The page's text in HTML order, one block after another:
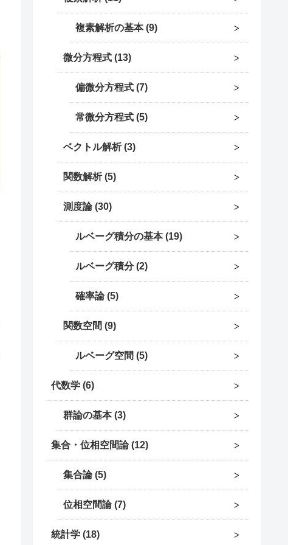
複素解析の基本 9
微分方程式 13
偏微分方程式 7
常微分方程式 5
ベクトル解析 3
関数解析 5
測度論 30
ルベーグ積分の基本 19
ルベーグ積分 2
確率論 5
関数空間 9
ルベーグ空間 5
代数学 6
群論の基本 3
集合・位相空間論 12
集合論 5
位相空間論 7
統計学 18